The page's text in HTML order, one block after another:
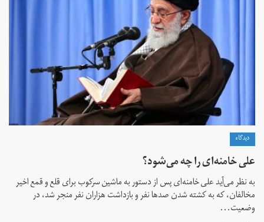
دیدگاه
علی خامنه‌ای را چه می‌شود؟
به نظر می‌آید علی خامنه‌ای پس از دستور به ماشین سرکوب برای قلع و قمع اخیر
مخالفان، که به کشته شدن صدها نفر و بازداشت هزاران نفر منجر شد، در
وضعیت...